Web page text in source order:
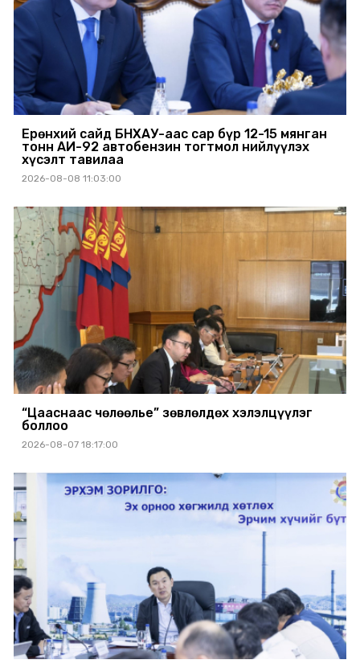
Ерөнхий сайд БНХАУ-аас сар бүр 12-15 мянган
тонн АИ-92 автобензин тогтмол нийлүүлэх
хүсэлт тавилаа
2026-08-08 11:03:00
“Цааснаас чөлөөлье” зөвлөлдөх хэлэлцүүлэг
боллоо
2026-08-07 18:17:00